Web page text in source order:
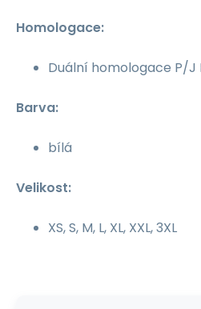
Homologace:
Duální homologace P/J
Barva:
bílá
Velikost:
XS, S, M, L, XL, XXL, 3XL